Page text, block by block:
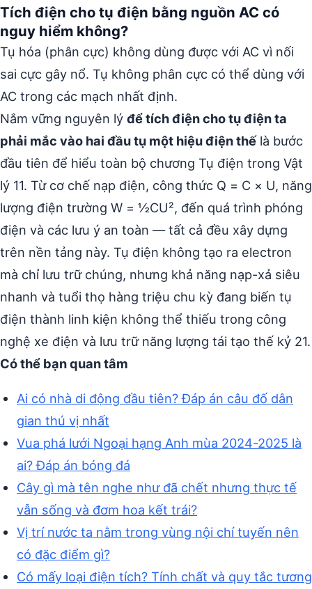
Tích điện cho tụ điện bằng nguồn AC có
nguy hiểm không?
Tụ hóa (phân cực) không dùng được với AC vì nối
sai cực gây nổ. Tụ không phân cực có thể dùng với
AC trong các mạch nhất định.
Nắm vững nguyên lý để tích điện cho tụ điện ta
phải mắc vào hai đầu tụ một hiệu điện thếlà bước
đầu tiên để hiểu toàn bộ chương Tụ điện trong Vật
lý 11. Từ cơ chế nạp điện, công thức Q = C × U, năng
lượng điện trường W = ½CU², đến quá trình phóng
điện và các lưu ý an toàn — tất cả đều xây dựng
trên nền tảng này. Tụ điện không tạo ra electron
mà chỉ lưu trữ chúng, nhưng khả năng nạp-xả siêu
nhanh và tuổi thọ hàng triệu chu kỳ đang biến tụ
điện thành linh kiện không thể thiếu trong công
nghệ xe điện và lưu trữ năng lượng tái tạo thế kỷ 21.
Có thể bạn quan tâm
Ai có nhà di động đầu tiên? Đáp án câu đố dân
gian thú vị nhất
Vua phá lưới Ngoại hạng Anh mùa 2024-2025 là
ai? Đáp án bóng đá
Cây gì mà tên nghe như đã chết nhưng thực tế
vẫn sống và đơm hoa kết trái?
Vị trí nước ta nằm trong vùng nội chí tuyến nên
có đặc điểm gì?
Có mấy loại điện tích? Tính chất và quy tắc tương